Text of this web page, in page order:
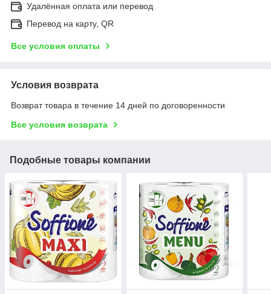
Удалённая оплата или перевод
Перевод на карту, QR
Все условия оплаты
Условия возврата
Возврат товара в течение 14 дней по договоренности
Все условия возврата
Подобные товары компании